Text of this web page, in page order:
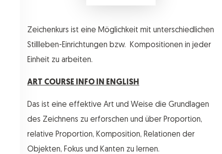
Zeichenkurs ist eine Möglichkeit mit unterschiedlichen
Stillleben-Einrichtungen bzw.
Kompositionen in jeder
Einheit zu arbeiten.
ART COURSE INFO IN ENGLISH
Das ist eine effektive Art und Weise die Grundlagen
des Zeichnens zu erforschen und über Proportion,
relative Proportion, Komposition, Relationen der
Objekten, Fokus und Kanten zu lernen.